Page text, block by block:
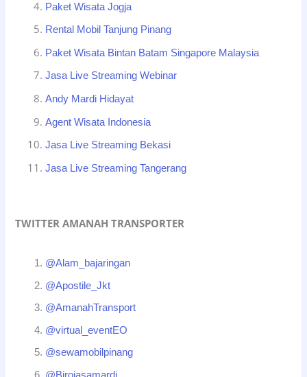
Paket Wisata Jogja
Rental Mobil Tanjung Pinang
Paket Wisata Bintan Batam Singapore Malaysia
Jasa Live Streaming Webinar
Andy Mardi Hidayat
Agent Wisata Indonesia
Jasa Live Streaming Bekasi
Jasa Live Streaming Tangerang
TWITTER AMANAH TRANSPORTER
@Alam_bajaringan
@Apostile_Jkt
@AmanahTransport
@virtual_eventEO
@sewamobilpinang